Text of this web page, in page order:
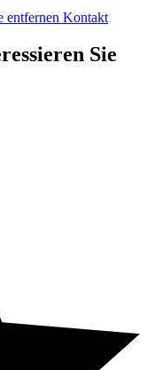
entfernen Kontakt
Sie